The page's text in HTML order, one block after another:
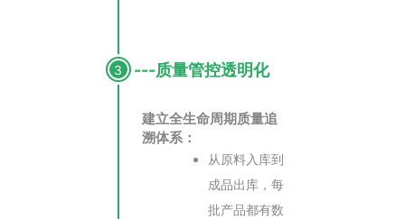
3 ---质量管控透明化
建立全生命周期质量追
溯体系：
从原料入库到
成品出库，每
批产品都有数